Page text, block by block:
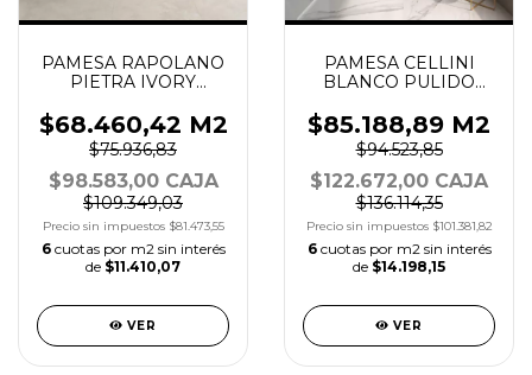
PAMESA RAPOLANO
PIETRA IVORY
$68.460,42 M2
$75.936,83
$98.583,00 CAJA
$109.349,03
Precio sin impuestos $81.473,55
6 cuotas por m2 sin interés
de $11.410,07
VER
PAMESA CELLINI
BLANCO PULIDO
$85.188,89 M2
$94.523,85
$122.672,00 CAJA
$136.114,35
Precio sin impuestos $101.381,82
6 cuotas por m2 sin interés
de $14.198,15
VER